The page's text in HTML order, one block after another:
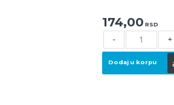
174,00 RSD
- +
Dodaj u korpu